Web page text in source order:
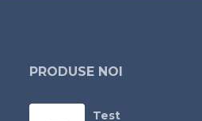
PRODUSE NOI
Test